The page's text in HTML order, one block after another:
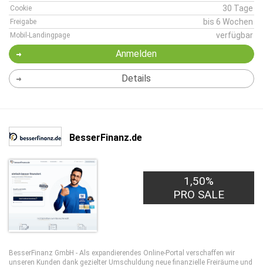
Cookie 30 Tage
Freigabe bis 6 Wochen
Mobil-Landingpage verfügbar
Anmelden
Details
BesserFinanz.de
1,00€
PRO LEAD
1,50%
PRO SALE
BesserFinanz GmbH - Als expandierendes Online-Portal verschaffen wir
unseren Kunden dank gezielter Umschuldung neue finanzielle Freiräume und